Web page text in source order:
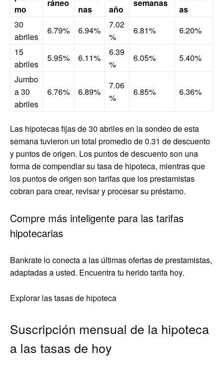
mo
ráneo
nas
año
semanas
as
30
abriles
6.79% 6.94%
7.02
%
6.81%
6.20%
15
abriles
5.95% 6.11%
6.39
%
6.05%
5.40%
Jumbo
a 30
abriles
6.76% 6.89%
7.06
%
6.85% 6.36%
Las hipotecas fijas de 30 abriles en la sondeo de esta
semana tuvieron un total promedio de 0.31 de descuento
y puntos de origen. Los puntos de descuento son una
forma de compendiar su tasa de hipoteca, mientras que
los puntos de origen son tarifas que los prestamistas
cobran para crear, revisar y procesar su préstamo.
Compre más inteligente para las tarifas
hipotecarias
Bankrate lo conecta a las últimas ofertas de prestamistas,
adaptadas a usted. Encuentra tu herido tarifa hoy.
Explorar las tasas de hipoteca
Suscripción mensual de la hipoteca
a las tasas de hoy